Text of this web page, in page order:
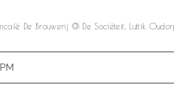
De Brouwerij @ De Sociëteit, Luttik